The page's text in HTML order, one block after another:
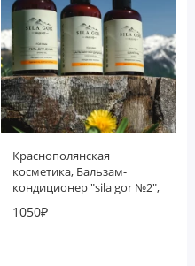
Краснополянская
косметика, Бальзам-
кондиционер "sila gor №2",
1050₽